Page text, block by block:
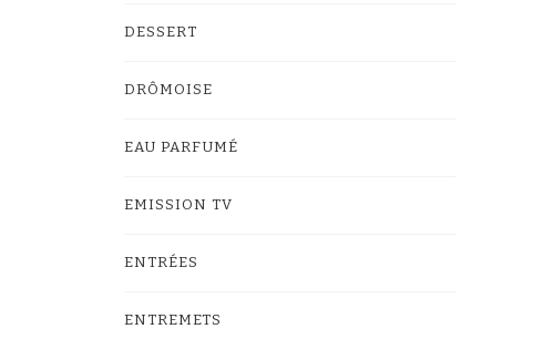
DESSERT
DRÔMOISE
EAU PARFUMÉ
EMISSION TV
ENTRÉES
ENTREMETS